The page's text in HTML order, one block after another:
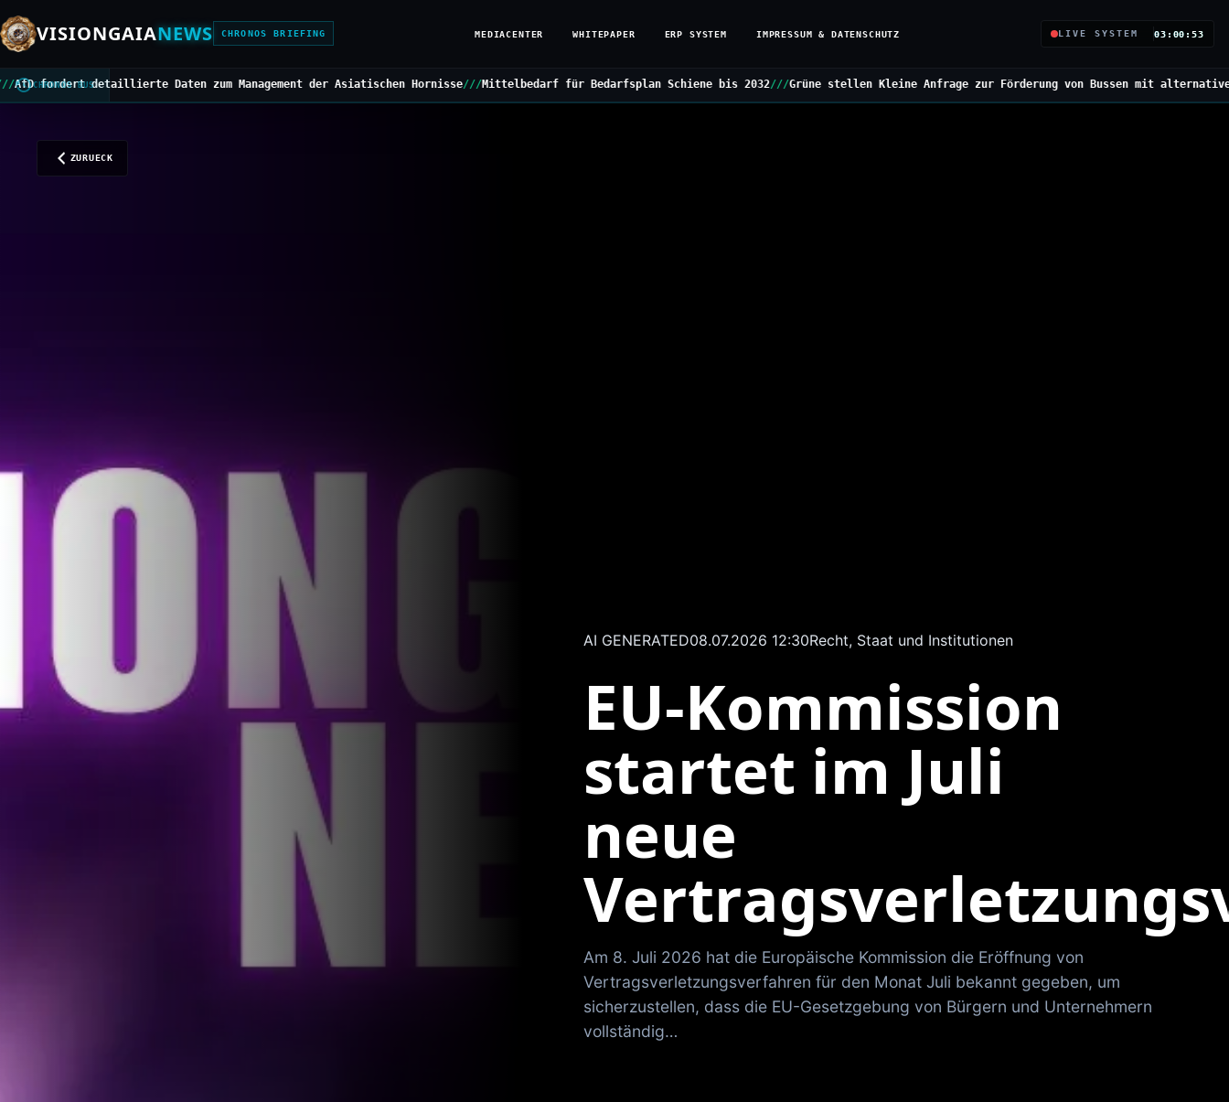
VISIONGAIANEWS CHRONOS BRIEFING MEDIACENTER WHITEPAPER ERP SYSTEM IMPRESSUM & DATENSCHUTZ LIVE SYSTEM 03:00:54
CHRONOS BUS
Daten zum Management der Asiatischen Hornisse///Mittelbedarf für Bedarfsplan Schiene bis 2032///Grüne stellen Kleine Anfrage zur Förderung von Bussen mit alternativen Antrieben///
ZURUECK
AI GENERATED08.07.2026 12:30Recht, Staat und Institutionen
EU-Kommission
startet im Juli
neue
Am 8. Juli 2026 hat die Europäische Kommission die Eröffnung von
Vertragsverletzungsverfahren für den Monat Juli bekannt gegeben, um
sicherzustellen, dass die EU-Gesetzgebung von Bürgern und Unternehmern
vollständig…